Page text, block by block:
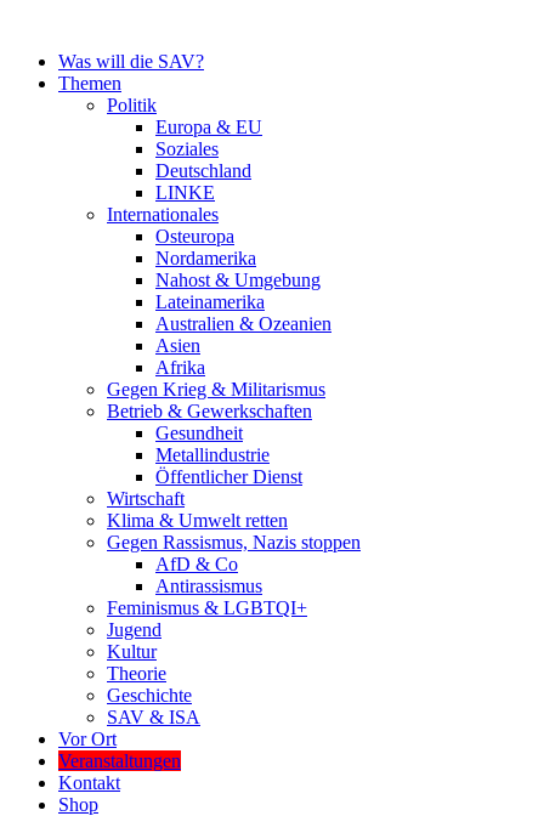
springenWas will die SAV?
Themen
Politik
Europa & EU
Soziales
Deutschland
LINKE
Internationales
Osteuropa
Nordamerika
Nahost & Umgebung
Lateinamerika
Australien & Ozeanien
Asien
Afrika
Gegen Krieg & Militarismus
Betrieb & Gewerkschaften
Gesundheit
Metallindustrie
Öffentlicher Dienst
Wirtschaft
Klima & Umwelt retten
Gegen Rassismus, Nazis stoppen
AfD & Co
Antirassismus
Feminismus & LGBTQI+
Jugend
Kultur
Theorie
Geschichte
SAV & ISA
Vor Ort
Veranstaltungen
Kontakt
Shop